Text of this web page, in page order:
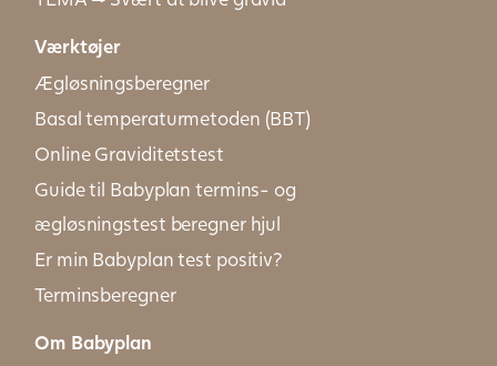
Værktøjer
Ægløsningsberegner
Basal temperaturmetoden (BBT)
Online Graviditetstest
Guide til Babyplan termins- og
ægløsningstest beregner hjul
Er min Babyplan test positiv?
Terminsberegner
Om Babyplan